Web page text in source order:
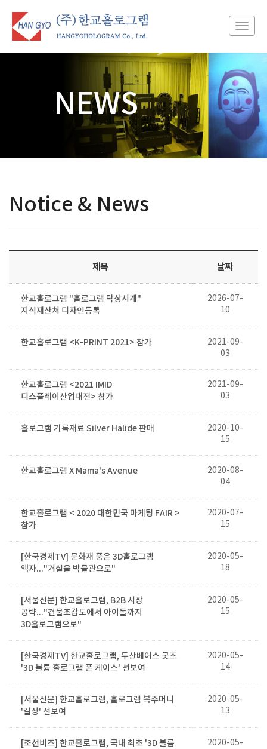
NEWS
Notice & News
제목 날짜
한교홀로그램 "홀로그램 탁상시계"
지식재산처 디자인등록
2026-07-
10
한교홀로그램 <K-PRINT 2021> 참가
2021-09-
03
한교홀로그램 <2021 IMID
디스플레이산업대전> 참가
2021-09-
03
홀로그램 기록재료 Silver Halide 판매
2020-10-
15
한교홀로그램 X Mama's Avenue
2020-08-
04
한교홀로그램 < 2020 대한민국 마케팅 FAIR >
참가
2020-07-
15
[한국경제TV] 문화재 품은 3D홀로그램
액자..."거실을 박물관으로"
2020-05-
18
[서울신문] 한교홀로그램, B2B 시장
공략..."건물조감도에서 아이돌까지
3D홀로그램으로"
2020-05-
15
[한국경제TV] 한교홀로그램, 두산베어스 굿즈
'3D 볼륨 홀로그램 폰 케이스' 선보여
2020-05-
14
[서울신문] 한교홀로그램, 홀로그램 복주머니
'길상' 선보여
2020-05-
13
[조선비즈] 한교홀로그램, 국내 최초 '3D 볼륨
2020-05-